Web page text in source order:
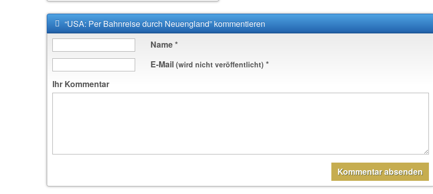
“USA: Per Bahnreise durch Neuengland” kommentieren
Name*
E-Mail (wird nicht veröffentlicht) *
Ihr Kommentar